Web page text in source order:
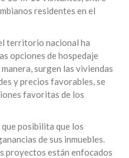
residentes en el
territorio nacional ha
opciones de hospedaje
surgen las viviendas
y precios favorables, se
favoritas de los
posibilita que los
de sus inmuebles.
proyectos están enfocados